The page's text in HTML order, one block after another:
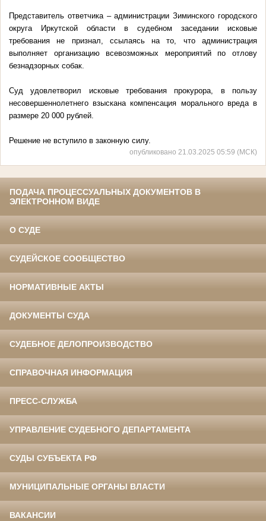
Представитель ответчика – администрации Зиминского городского
округа Иркутской области в судебном заседании исковые
требования не признал, ссылаясь на то, что администрация
выполняет организацию всевозможных мероприятий по отлову
безнадзорных собак.
Суд удовлетворил исковые требования прокурора, в пользу
несовершеннолетнего взыскана компенсация морального вреда в
размере 20 000 рублей.
Решение не вступило в законную силу.
опубликовано 21.03.2025 05:59 (МСК)
ПОДАЧА ПРОЦЕССУАЛЬНЫХ ДОКУМЕНТОВ В
ЭЛЕКТРОННОМ ВИДЕ
О СУДЕ
СУДЕЙСКОЕ СООБЩЕСТВО
НОРМАТИВНЫЕ АКТЫ
ДОКУМЕНТЫ СУДА
СУДЕБНОЕ ДЕЛОПРОИЗВОДСТВО
СПРАВОЧНАЯ ИНФОРМАЦИЯ
ПРЕСС-СЛУЖБА
УПРАВЛЕНИЕ СУДЕБНОГО ДЕПАРТАМЕНТА
СУДЫ СУБЪЕКТА РФ
МУНИЦИПАЛЬНЫЕ ОРГАНЫ ВЛАСТИ
ВАКАНСИИ